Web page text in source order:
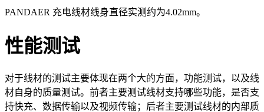
PANDAER 充电线材线身直径实测约为4.02mm。
性能测试
对于线材的测试主要体现在两个大的方面，功能测试，以及线
材自身的质量测试。前者主要测试线材支持哪些功能，是否支
持快充、数据传输以及视频传输；后者主要测试线材的内部质